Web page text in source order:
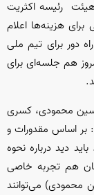
رئیسه اکثریت
هزینه‌ها اعلام
دور برای تیم ملی
هم جلسه‌ای برای
محمودی، کسری
بر اساس مقدورات و
دید درباره نحوه
هم تجربه خاصی
محمودی) می‌توانند